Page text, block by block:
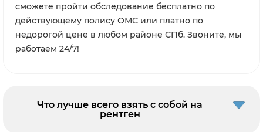
сможете пройти обследование бесплатно по
действующему полису ОМС или платно по
недорогой цене в любом районе СПб. Звоните, мы
работаем 24/7!
Что лучше всего взять с собой на
рентген